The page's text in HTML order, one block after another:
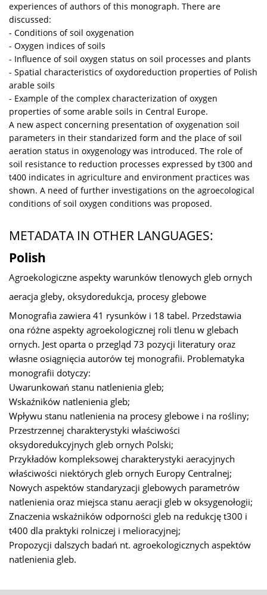
experiences of authors of this monograph. There are
discussed:
- Conditions of soil oxygenation
- Oxygen indices of soils
- Influence of soil oxygen status on soil processes and plants
- Spatial characteristics of oxydoreduction properties of Polish
arable soils
- Example of the complex characterization of oxygen
properties of some arable soils in Central Europe.
A new aspect concerning presentation of oxygenation soil
parameters in their standarized form and the place of soil
aeration status in oxygenology was introduced. The role of
soil resistance to reduction processes expressed by t300 and
t400 indicates in agriculture and environment practices was
shown. A need of further investigations on the agroecological
conditions of soil oxygen conditions was proposed.
METADATA IN OTHER LANGUAGES:
Polish
Agroekologiczne aspekty warunków tlenowych gleb ornych
aeracja gleby, oksydoredukcja, procesy glebowe
Monografia zawiera 41 rysunków i 18 tabel. Przedstawia
ona różne aspekty agroekologicznej roli tlenu w glebach
ornych. Jest oparta o przegląd 73 pozycji literatury oraz
własne osiągnięcia autorów tej monografii. Problematyka
monografii dotyczy:
Uwarunkowań stanu natlenienia gleb;
Wskaźników natlenienia gleb;
Wpływu stanu natlenienia na procesy glebowe i na rośliny;
Przestrzennej charakterystyki właściwości
oksydoredukcyjnych gleb ornych Polski;
Przykładów kompleksowej charakterystyki aeracyjnych
właściwości niektórych gleb ornych Europy Centralnej;
Nowych aspektów standaryzacji glebowych parametrów
natlenienia oraz miejsca stanu aeracji gleb w oksygenołogii;
Znaczenia wskaźników odporności gleb na redukcję t300 i
t400 dla praktyki rolniczej i melioracyjnej;
Propozycji dalszych badań nt. agroekologicznych aspektów
natlenienia gleb.